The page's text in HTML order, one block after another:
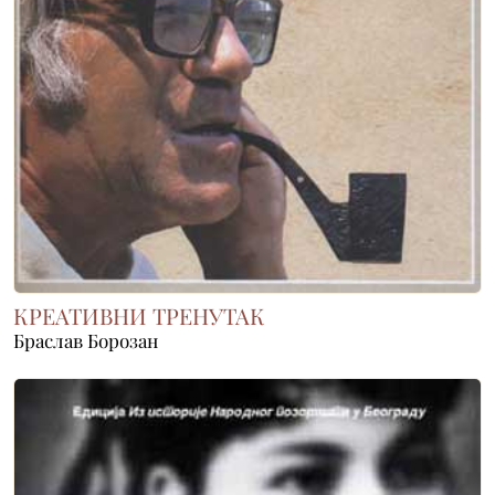
КРЕАТИВНИ ТРЕНУТАК
Браслав Борозан